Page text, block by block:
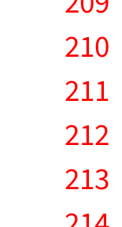
210
211
212
213